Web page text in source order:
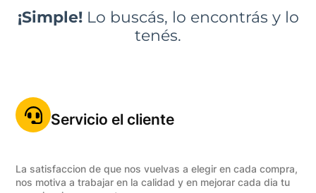
¡Simple!Lo buscás, lo encontrás y lo
tenés.
Servicio el cliente
La satisfaccion de que nos vuelvas a elegir en cada compra,
nos motiva a trabajar en la calidad y en mejorar cada dia tu